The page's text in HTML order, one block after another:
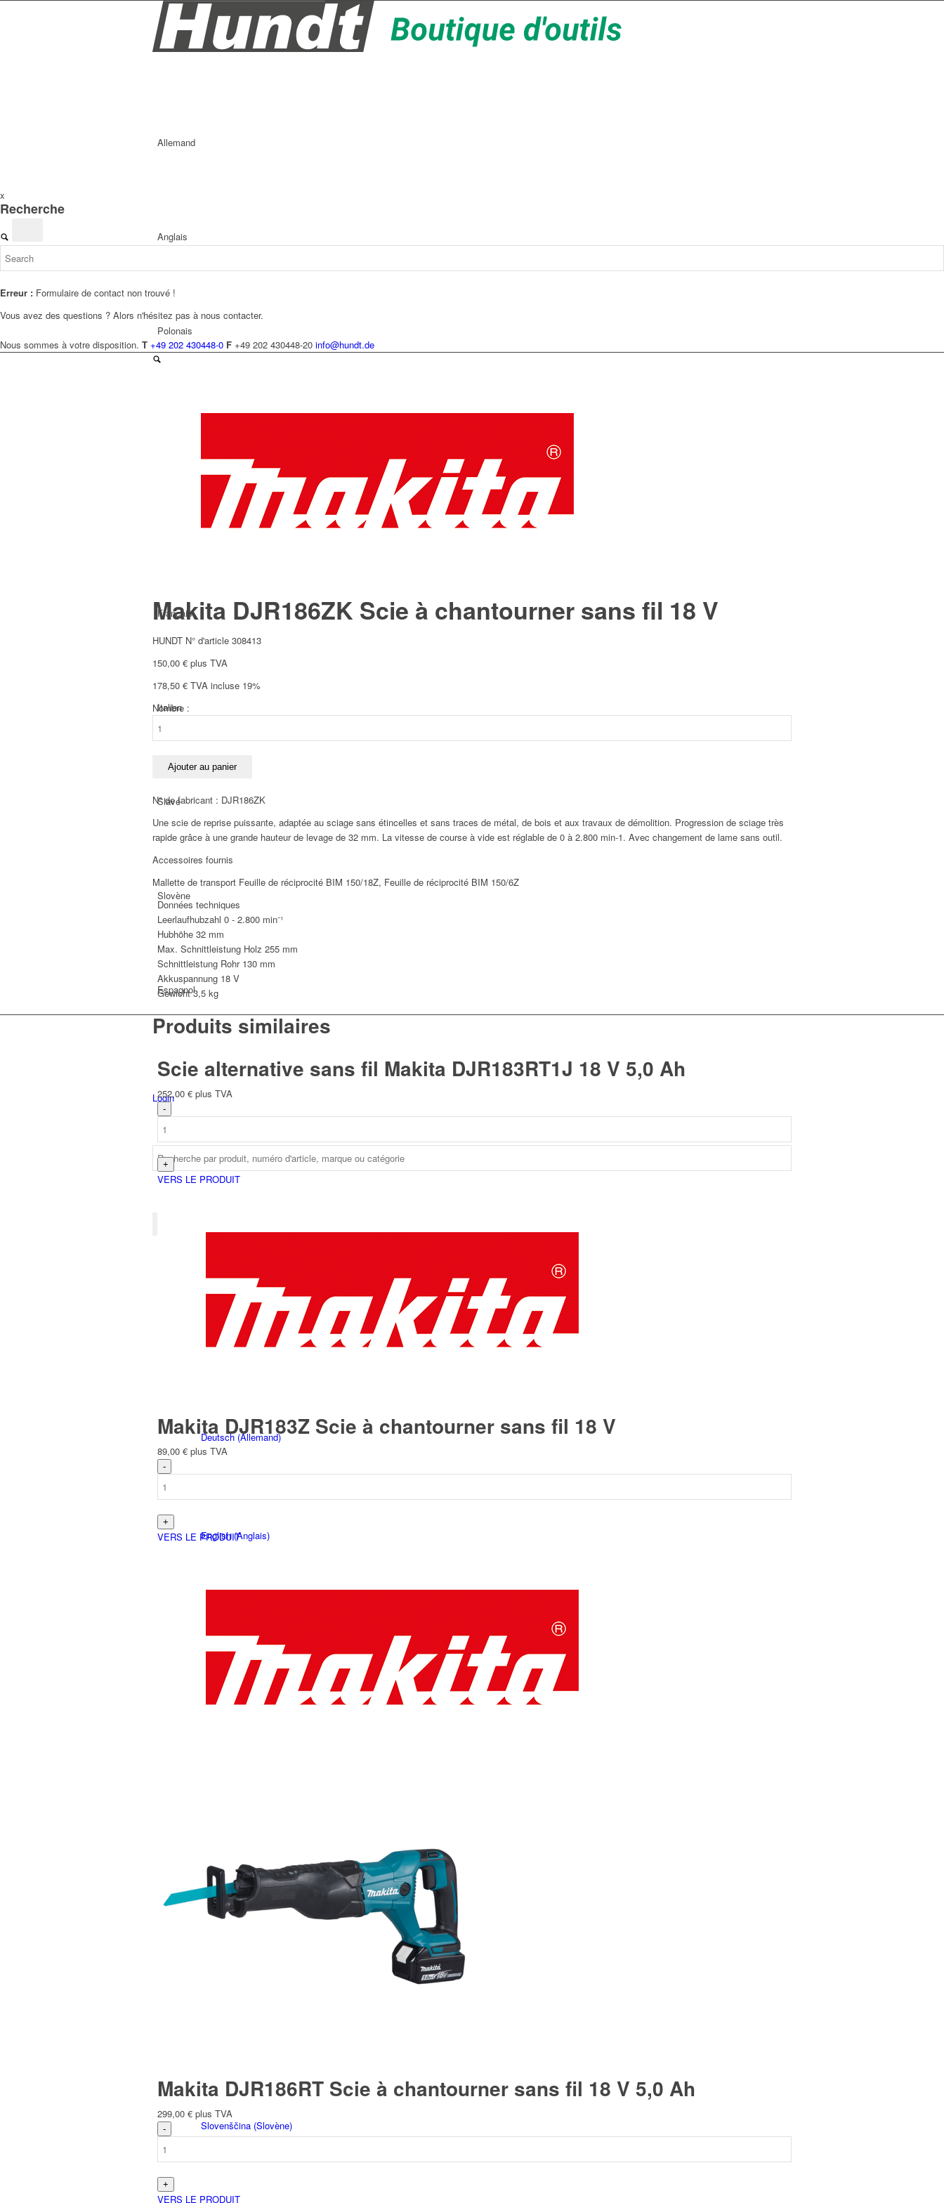
Allemand
Anglais
Polonais
Français
Italien
Slave
Slovène
Espagnol
Login
Deutsch(Allemand)
English(Anglais)
Polski(Polonais
Slovenščina (Slovène)
x
Recherche
Erreur : Formulaire de contact non trouvé !
Vous avez des questions ? Alors n'hésitez pas à nous contacter.
Nous sommes à votre disposition. T +49 202 430448-0 F +49 202 430448-20 info@hundt.de
Makita DJR186ZK Scie à chantourner sans fil 18 V
HUNDT N° d'article 308413
150,00 € plus TVA
178,50 € TVA incluse 19%
Nombre :
DJR186ZK
à
sans
fil
18
Ajouter au panier
N° de fabricant : DJR186ZK
Une scie de reprise puissante, adaptée au sciage sans étincelles et sans traces de métal, de bois et aux travaux de démolition. Progression de sciage très
rapide grâce à une grande hauteur de levage de 32 mm. La vitesse de course à vide est réglable de 0 à 2.800 min-1. Avec changement de lame sans outil.
Accessoires fournis
Mallette de transport Feuille de réciprocité BIM 150/18Z, Feuille de réciprocité BIM 150/6Z
Données techniques
Leerlaufhubzahl 0 - 2.800 min⁻¹
Hubhöhe 32 mm
Max. Schnittleistung Holz 255 mm
Schnittleistung Rohr 130 mm
Akkuspannung 18 V
Gewicht 3,5 kg
Produits similaires
Scie alternative sans fil Makita DJR183RT1J 18 V 5,0 Ah
252,00 € plus TVA
VERS LE PRODUIT
Makita DJR183Z Scie à chantourner sans fil 18 V
89,00 € plus TVA
VERS LE PRODUIT
Makita DJR186RT Scie à chantourner sans fil 18 V 5,0 Ah
299,00 € plus TVA
VERS LE PRODUIT